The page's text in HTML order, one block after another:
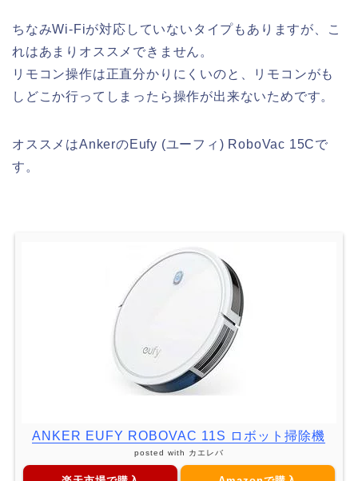
ちなみWi-Fiが対応していないタイプもありますが、こ
れはあまりオススメできません。
リモコン操作は正直分かりにくいのと、リモコンがも
しどこか行ってしまったら操作が出来ないためです。
オススメはAnkerのEufy (ユーフィ) RoboVac 15Cで
す。
ANKER EUFY ROBOVAC 11S ロボット掃除機
posted with カエレバ